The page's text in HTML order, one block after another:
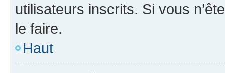
utilisateurs inscrits. Si vous
le faire.
Haut